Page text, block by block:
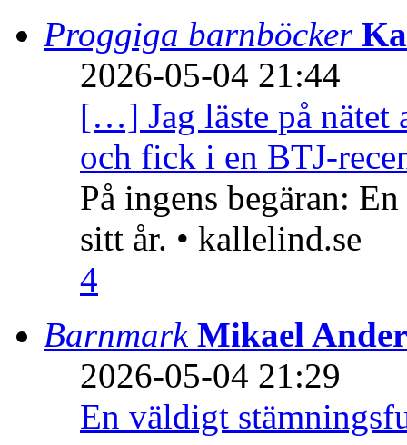
Proggiga barnböcker
2026-05-04 21:44
[…] Jag läste på nätet
och fick i en BTJ-
På ingens begäran:
sitt år. • kallelind.se
4
Barnmark Mikael
2026-05-04 21:29
En väldigt